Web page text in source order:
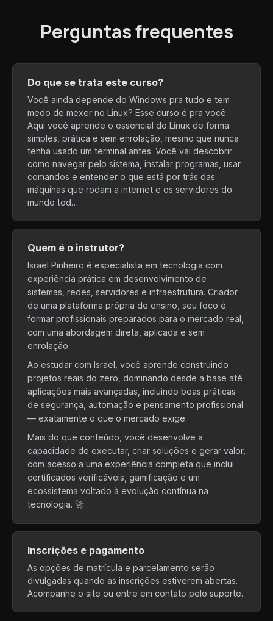
Perguntas frequentes
Do que se trata este curso?
Você ainda depende do Windows pra tudo e tem
medo de mexer no Linux? Esse curso é pra você.
Aqui você aprende o essencial do Linux de forma
simples, prática e sem enrolação, mesmo que nunca
tenha usado um terminal antes. Você vai descobrir
como navegar pelo sistema, instalar programas, usar
comandos e entender o que está por trás das
máquinas que rodam a internet e os servidores do
mundo tod…
Quem é o instrutor?
Israel Pinheiro é especialista em tecnologia com
experiência prática em desenvolvimento de
sistemas, redes, servidores e infraestrutura. Criador
de uma plataforma própria de ensino, seu foco é
formar profissionais preparados para o mercado real,
com uma abordagem direta, aplicada e sem
enrolação.
Ao estudar com Israel, você aprende construindo
projetos reais do zero, dominando desde a base até
aplicações mais avançadas, incluindo boas práticas
de segurança, automação e pensamento profissional
— exatamente o que o mercado exige.
Mais do que conteúdo, você desenvolve a
capacidade de executar, criar soluções e gerar valor,
com acesso a uma experiência completa que inclui
certificados verificáveis, gamificação e um
ecossistema voltado à evolução contínua na
tecnologia. 🚀
Inscrições e pagamento
As opções de matrícula e parcelamento serão
divulgadas quando as inscrições estiverem abertas.
Acompanhe o site ou entre em contato pelo suporte.